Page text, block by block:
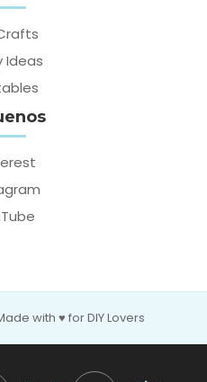
Ideas
with ♥ for DIY Lovers